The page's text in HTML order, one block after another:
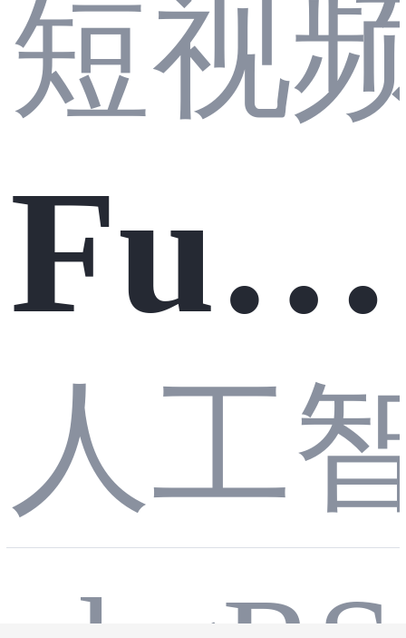
租赁
管理
软件
评：
我用
①：
派小
猫并
短视
Fusi
onA
人工